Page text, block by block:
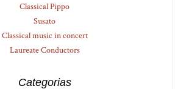
Classical Pippo
Susato
Classical music in concert
Laureate Conductors
Categorias